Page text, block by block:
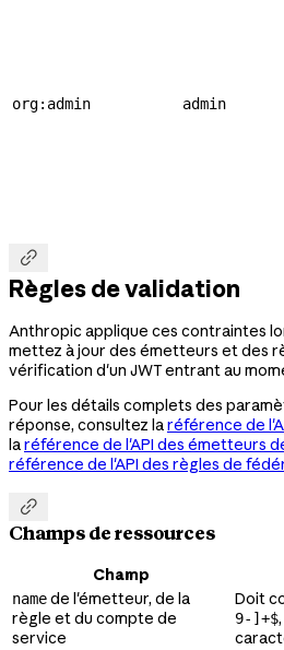
org:admin admin

Règles de validation
Anthropic applique ces contraintes
mettez à jour des émetteurs et des
vérification d'un JWT entrant au
Pour les détails complets des
réponse, consultez laréférence de
laréférence de l'API des émetteurs
référence de l'API des règles de

Champs de ressources
Champ
namede l'émetteur, de la
règle et du compte de
service
Doit
9-]+$